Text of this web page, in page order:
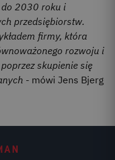
do 2030 roku i
przedsiębiorstw.
firmy, która
rozwoju i
skupienie się
- mówi Jens Bjerg